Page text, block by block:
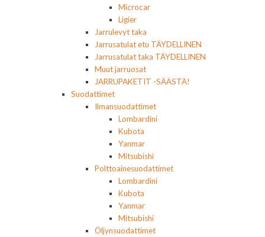
Microcar
Ligier
Jarrulevyt taka
Jarrusatulat etu TÄYDELLINEN
Jarrusatulat taka TÄYDELLINEN
Muut jarruosat
JARRUPAKETIT -SÄÄSTÄ!
Suodattimet
Ilmansuodattimet
Lombardini
Kubota
Yanmar
Mitsubishi
Polttoainesuodattimet
Lombardini
Kubota
Yanmar
Mitsubishi
Öljynsuodattimet